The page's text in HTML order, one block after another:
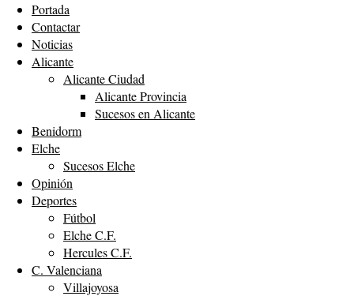
Portada
Contactar
Noticias
Alicante
Alicante Ciudad
Alicante Provincia
Sucesos en Alicante
Benidorm
Elche
Sucesos Elche
Opinión
Deportes
Fútbol
Elche C.F.
Hercules C.F.
C. Valenciana
Villajoyosa